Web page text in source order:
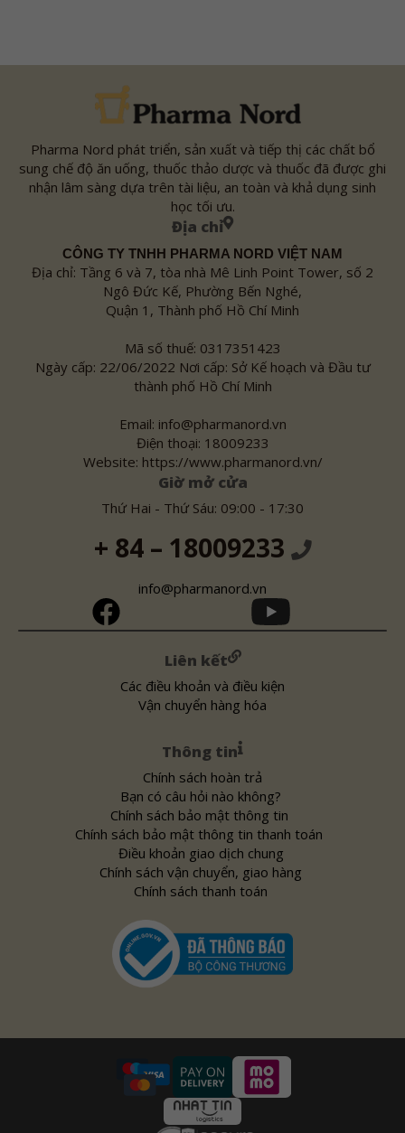
Pharma Nord phát triển, sản xuất và tiếp thị các chất bổ
sung chế độ ăn uống, thuốc thảo dược và thuốc đã được ghi
nhận lâm sàng dựa trên tài liệu, an toàn và khả dụng sinh
học tối ưu.
Địa chỉ
CÔNG TY TNHH PHARMA NORD VIỆT NAM
Địa chỉ: Tầng 6 và 7, tòa nhà Mê Linh Point Tower, số 2
Ngô Đức Kế, Phường Bến Nghé,
Quận 1, Thành phố Hồ Chí Minh
Mã số thuế: 0317351423
Ngày cấp: 22/06/2022 Nơi cấp: Sở Kế hoạch và Đầu tư
thành phố Hồ Chí Minh
Email: info@pharmanord.vn
Điện thoại: 18009233
Website: https://www.pharmanord.vn/
Giờ mở cửa
Thứ Hai - Thứ Sáu: 09:00 - 17:30
+ 84 – 18009233
info@pharmanord.vn
Liên kết
Các điều khoản và điều kiện
Vận chuyển hàng hóa
Thông tin
Chính sách hoàn trả
Bạn có câu hỏi nào không?
Chính sách bảo mật thông tin
Chính sách bảo mật thông tin thanh toán
Điều khoản giao dịch chung
Chính sách vận chuyển, giao hàng
Chính sách thanh toán